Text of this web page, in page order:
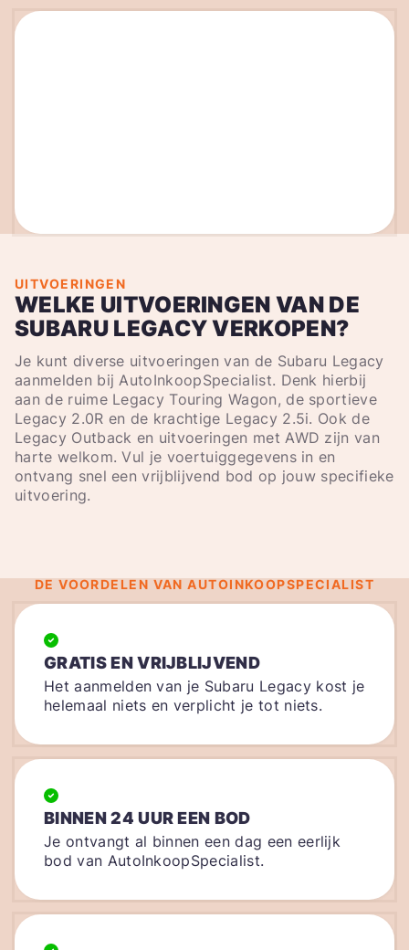
UITVOERINGEN
WELKE UITVOERINGEN VAN DE
SUBARU LEGACY VERKOPEN?
Je kunt diverse uitvoeringen van de Subaru Legacy
aanmelden bij AutoInkoopSpecialist. Denk hierbij
aan de ruime Legacy Touring Wagon, de sportieve
Legacy 2.0R en de krachtige Legacy 2.5i. Ook de
Legacy Outback en uitvoeringen met AWD zijn van
harte welkom. Vul je voertuiggegevens in en
ontvang snel een vrijblijvend bod op jouw specifieke
uitvoering.
DE VOORDELEN VAN AUTOINKOOPSPECIALIST
GRATIS EN VRIJBLIJVEND
Het aanmelden van je Subaru Legacy kost je
helemaal niets en verplicht je tot niets.
BINNEN 24 UUR EEN BOD
Je ontvangt al binnen een dag een eerlijk
bod van AutoInkoopSpecialist.